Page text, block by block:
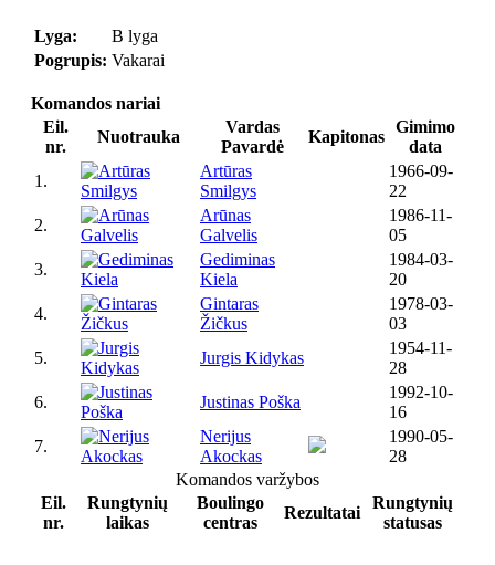
Lyga:
B lyga
Pogrupis: Vakarai
Komandos nariai
Eil.
nr.
Nuotrauka
Vardas
Pavardė
Kapitonas
Gimimo
data
1.
Artūras
Smilgys
1966-09-
22
2.
Arūnas
Galvelis
1986-11-
05
3.
Gediminas
Kiela
1984-03-
20
4.
Gintaras
Žičkus
1978-03-
03
5.
Jurgis Kidykas
1954-11-
28
6.
Justinas Poška
1992-10-
16
7.
Nerijus
Akockas
1990-05-
28
Komandos varžybos
Eil.
nr.
Rungtynių
laikas
Boulingo
centras
Rezultatai
Rungtynių
statusas